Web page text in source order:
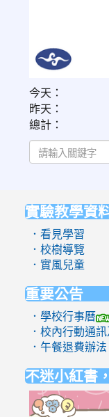
link
to
https://
今天：
昨天：
總計：
實驗教學資
．看見學習
．校樹導覽
．實風兒童
重要公告
．學校行事曆
．校內行動通
．午餐退費辦法
不迷小紅書